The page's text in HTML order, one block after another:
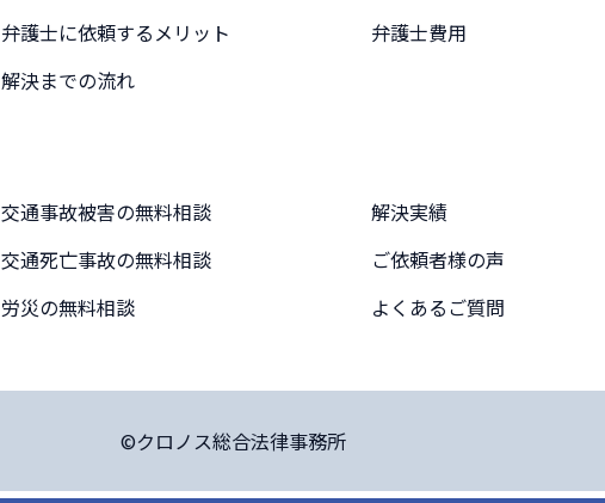
弁護士に依頼するメリット
解決までの流れ
弁護士費用
交通事故被害の無料相談
交通死亡事故の無料相談
労災の無料相談
解決実績
ご依頼者様の声
よくあるご質問
©クロノス総合法律事務所